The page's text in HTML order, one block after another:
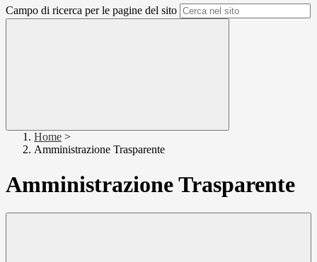
Campo di ricerca per le pagine del sito
Home >
Amministrazione Trasparente
Amministrazione Trasparente